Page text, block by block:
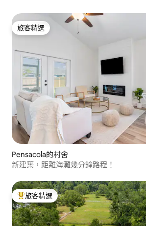
旅客精選
旅客精選
Pensacola的村舍
新建築，距離海灘幾分鐘路程！
旅客精選榜首
旅客精選